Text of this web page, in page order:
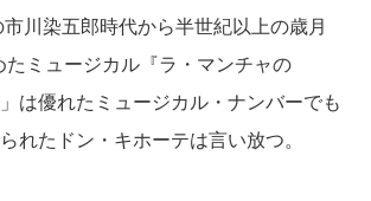
川染五郎時代から半世紀以上の歳月
ミュージカル『ラ・マンチャの
は優れたミュージカル・ナンバーでも
れたドン・キホーテは言い放つ。